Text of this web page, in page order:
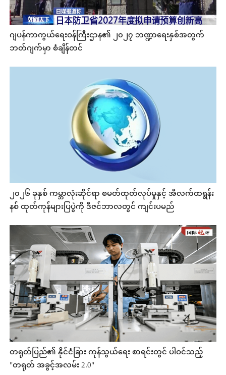
ဂျပန်ကာကွယ်ရေးဝန်ကြီးဌာန၏ ၂၀၂၇ ဘဏ္ဍာရေးနှစ်အတွက်
ဘတ်ဂျက်မှာ စံချိန်တင်
၂၀၂၆ ခုနှစ် ကမ္ဘာလုံးဆိုင်ရာ စမတ်ထုတ်လုပ်မှုနှင့် အီလက်ထရွန်း
နစ် ထုတ်ကုန်များပြပွဲကို ဒီဇင်ဘာလတွင် ကျင်းပမည်
တရုတ်ပြည်၏ နိုင်ငံခြား ကုန်သွယ်ရေး စာရင်းတွင် ပါဝင်သည့်
"တရုတ် အခွင့်အလမ်း 2.0"